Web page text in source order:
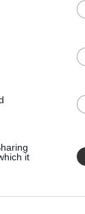
it
az utolsó két